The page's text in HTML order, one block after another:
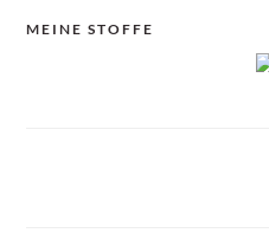
MEINE STOFFE